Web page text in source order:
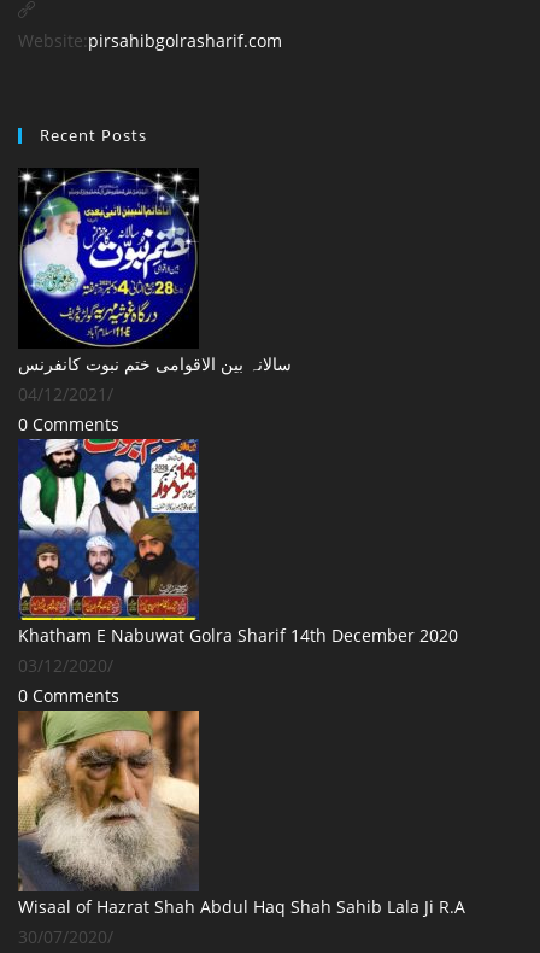
Website:pirsahibgolrasharif.com
Recent Posts
‎سالانہ بین الاقوامی ختم نبوت کانفرنس
04/12/2021 /
0 Comments
Khatham E Nabuwat Golra Sharif 14th December 2020
03/12/2020/
0 Comments
Wisaal of Hazrat Shah Abdul Haq Shah Sahib Lala Ji R.A
30/07/2020/